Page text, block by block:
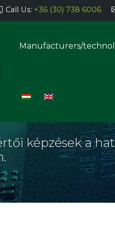
Call Us: +36 (30) 738 6006
Manufacturers/
coating
dosing
képzések a